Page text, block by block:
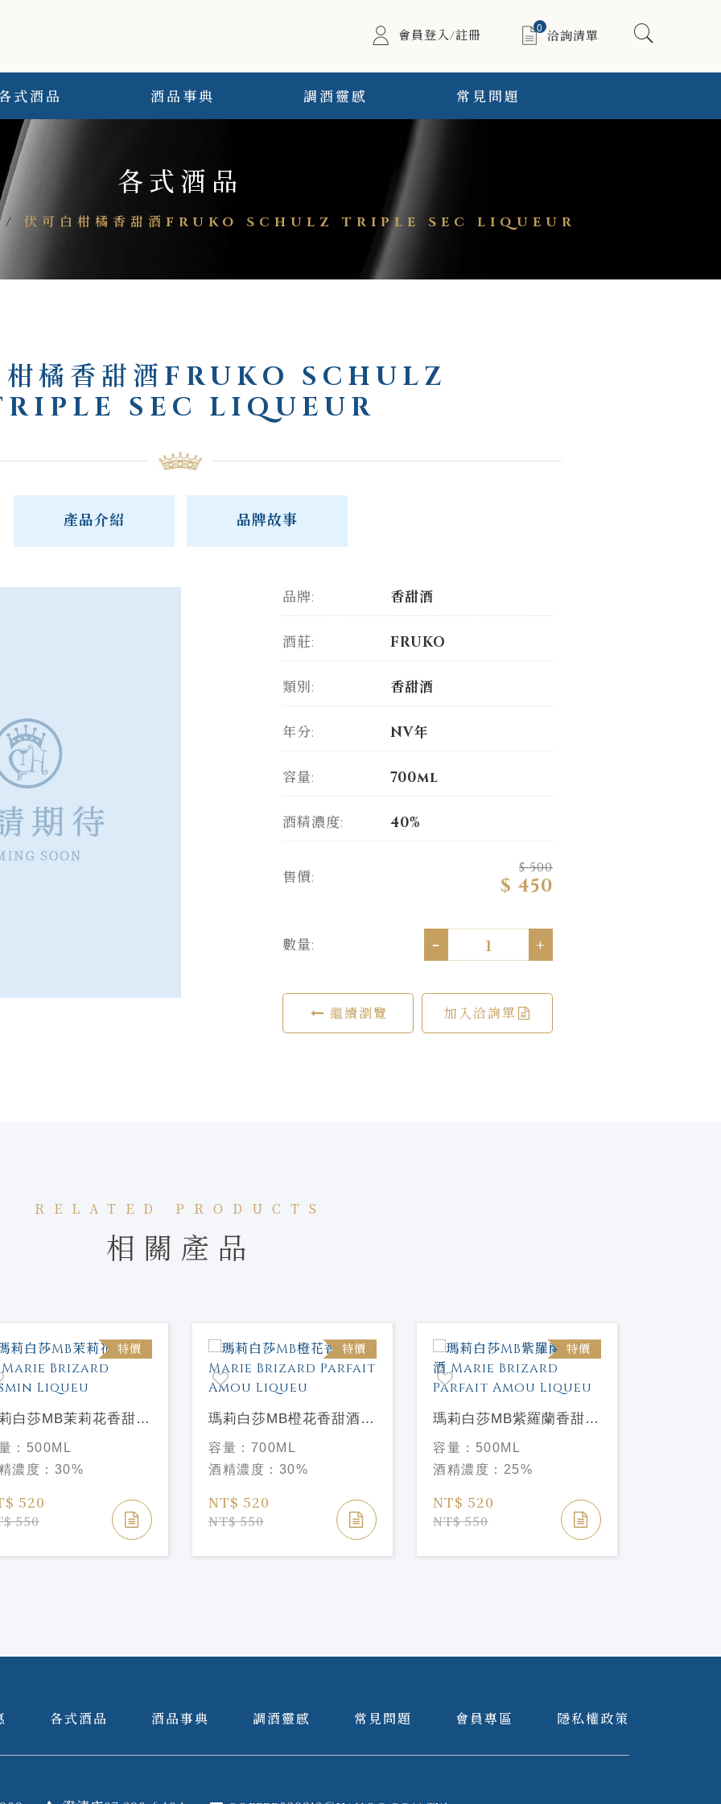
會員登入/註冊 0
洽詢清單
式酒品 酒品事典 調酒靈感 常見問題
各式酒品
/ 伏可白柑橘香甜酒FRUKO SCHULZ TRIPLE SEC LIQUEUR
柑橘香甜酒FRUKO SCHULZ
SEC LIQUEUR
產品介紹 品牌故事
品牌: 香甜酒
酒莊: FRUKO
類別: 香甜酒
年分: NV年
容量: 700ml
酒精濃度: 40%
售價:
$ 500
$ 450
數量: - +
繼續瀏覽 加入洽詢單
RELATED PRODUCTS
相關產品
特價
白莎MB茉莉花香甜酒
Brizard Jasmin
： 500ML
濃度： 30%
520
550
特價
瑪莉白莎MB橙花香甜酒
Marie Brizard Parfait
Amou Liqueu
容量： 700ML
酒精濃度： 30%
NT$ 520
NT$ 550
特價
瑪莉白莎MB紫羅蘭香甜酒
Marie Brizard Parfait
Amou Liqueu
容量： 500ML
酒精濃度： 25%
NT$ 520
NT$ 550
各式酒品 酒品事典 調酒靈感 常見問題 會員專區 隱私權政策